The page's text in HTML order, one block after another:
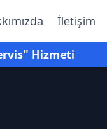
İletişim
Hizmeti